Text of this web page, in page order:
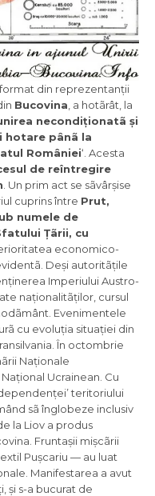
format din reprezentanții
Bucovina , a hotãrât, la
necondiționatã și
hotare pânã la
României‘. Acesta
de reîntregire
. Un prim act se sãvârșise
cuprins între Prut,
numele de
Țãrii, cu
economico-
Deși autoritãțile
Imperiului Austro-
naționalitãților, cursul
Evenimentele
cu evoluția situației din
În octombrie
Naționale
Ucrainean. Cu
teritoriului
sã înglobeze inclusiv
la Liov a produs
Fruntașii mișcãrii
Pușcariu — au luat
Manifestarea a avut
și s-a bucurat de